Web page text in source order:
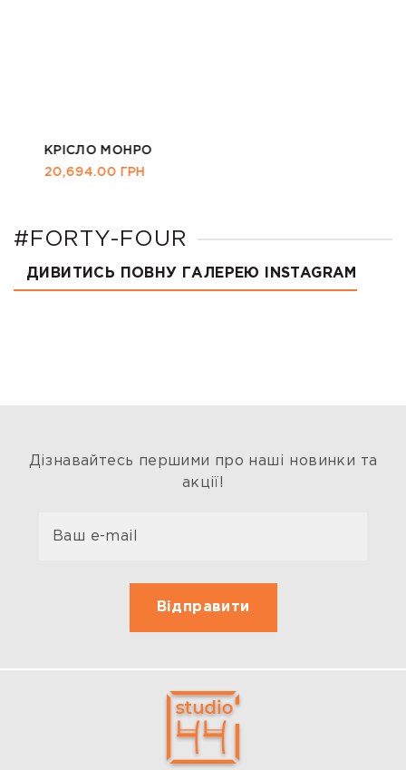
КРІСЛО МОНРО
20,694.00ГРН
#FORTY-FOUR
ДИВИТИСЬ ПОВНУ ГАЛЕРЕЮ INSTAGRAM
Дізнавайтесь першими про наші новинки та
акції!